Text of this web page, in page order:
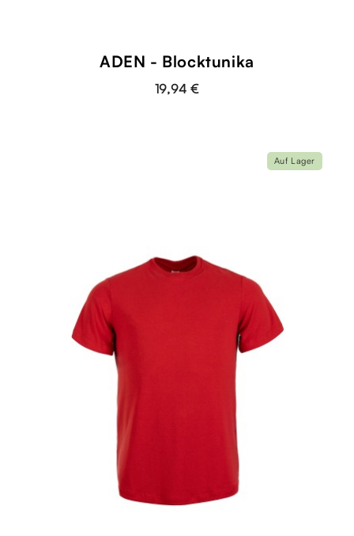
ADEN - Blocktunika
19,94 €
Auf Lager